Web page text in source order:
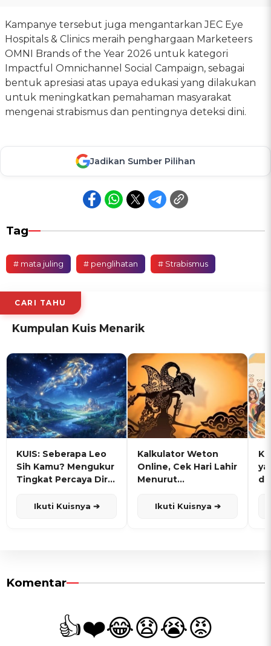
Kampanye tersebut juga mengantarkan JEC Eye
Hospitals & Clinics meraih penghargaan Marketeers
OMNI Brands of the Year 2026 untuk kategori
Impactful Omnichannel Social Campaign, sebagai
bentuk apresiasi atas upaya edukasi yang dilakukan
untuk meningkatkan pemahaman masyarakat
mengenai strabismus dan pentingnya deteksi dini.
Jadikan Sumber Pilihan
Tag
# mata juling # penglihatan # Strabismus
CARI TAHU
Kumpulan Kuis Menarik
KUIS: Seberapa Leo
Sih Kamu? Mengukur
Tingkat Percaya Diri
Ikuti Kuisnya ➔
Kalkulator Weton
Online, Cek Hari Lahir
Menurut
Ikuti Kuisnya ➔
Komentar
👍❤️😂😧😭😡